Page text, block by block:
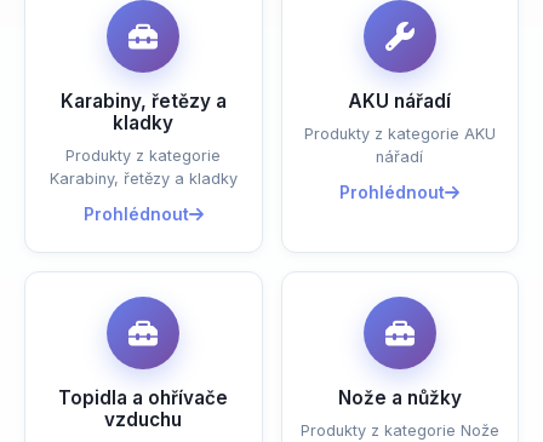
Karabiny, řetězy a
kladky
Produkty z kategorie
Karabiny, řetězy a kladky
Prohlédnout
AKU nářadí
Produkty z kategorie AKU
nářadí
Prohlédnout
Topidla a ohřívače
vzduchu
Nože a nůžky
Produkty z kategorie Nože